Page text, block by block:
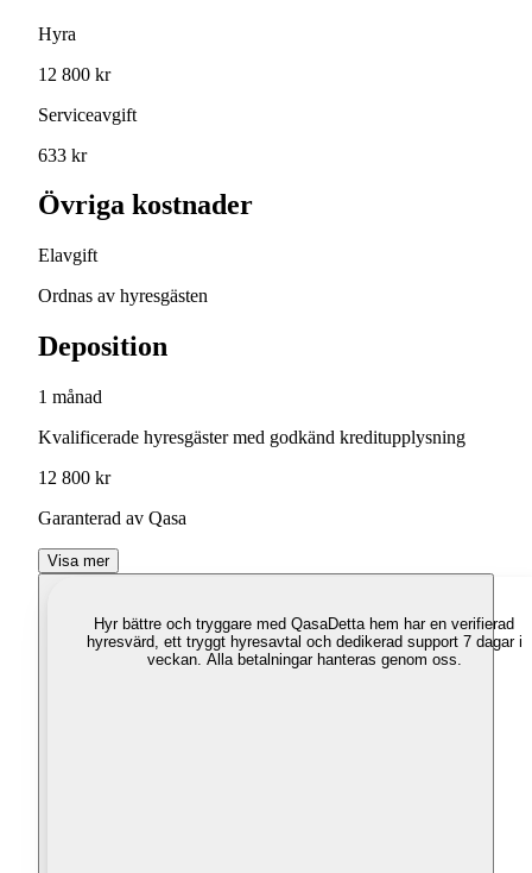
Hyra
12 800 kr
Serviceavgift
633 kr
Övriga kostnader
Elavgift
Ordnas av hyresgästen
Deposition
1 månad
Kvalificerade hyresgäster med godkänd kreditupplysning
12 800 kr
Garanterad av Qasa
Visa mer
Hyr bättre och tryggare med QasaDetta hem har en verifierad
hyresvärd, ett tryggt hyresavtal och dedikerad support 7 dagar i
veckan. Alla betalningar hanteras genom oss.